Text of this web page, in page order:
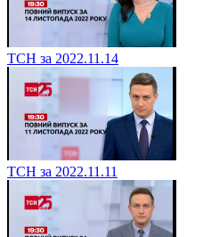
ТСН за 2022.11.14
ТСН за 2022.11.11